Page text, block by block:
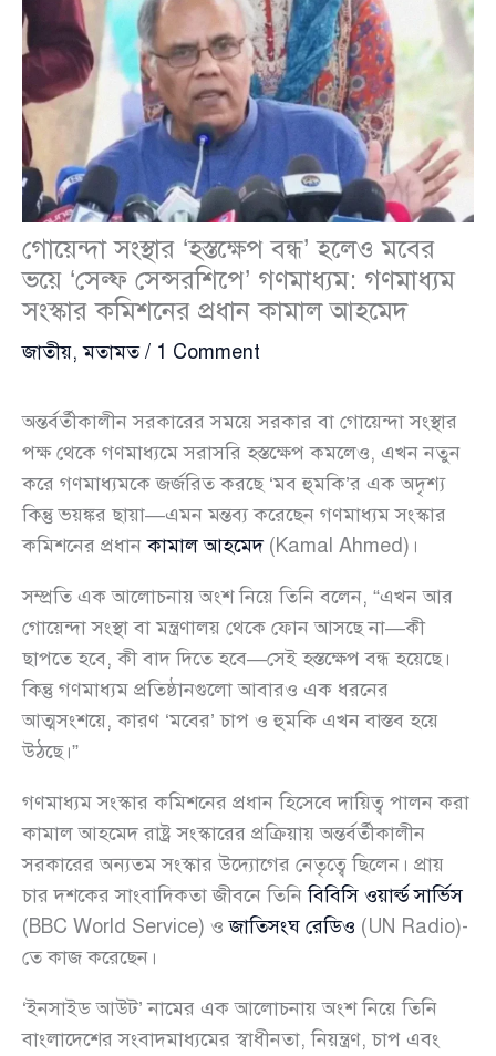
গোয়েন্দা সংস্থার ‘হস্তক্ষেপ বন্ধ’ হলেও মবের
ভয়ে ‘সেল্ফ সেন্সরশিপে’ গণমাধ্যম: গণমাধ্যম
সংস্কার কমিশনের প্রধান কামাল আহমেদ
জাতীয়,মতামত/ 1 Comment
অন্তর্বর্তীকালীন সরকারের সময়ে সরকার বা গোয়েন্দা সংস্থার
পক্ষ থেকে গণমাধ্যমে সরাসরি হস্তক্ষেপ কমলেও, এখন নতুন
করে গণমাধ্যমকে জর্জরিত করছে ‘মব হুমকি’র এক অদৃশ্য
কিন্তু ভয়ঙ্কর ছায়া—এমন মন্তব্য করেছেন গণমাধ্যম সংস্কার
কমিশনের প্রধানকামাল আহমেদ(Kamal Ahmed)।
সম্প্রতি এক আলোচনায় অংশ নিয়ে তিনি বলেন, “এখন আর
গোয়েন্দা সংস্থা বা মন্ত্রণালয় থেকে ফোন আসছে না—কী
ছাপতে হবে, কী বাদ দিতে হবে—সেই হস্তক্ষেপ বন্ধ হয়েছে।
কিন্তু গণমাধ্যম প্রতিষ্ঠানগুলো আবারও এক ধরনের
আত্মসংশয়ে, কারণ ‘মবের’ চাপ ও হুমকি এখন বাস্তব হয়ে
উঠছে।”
গণমাধ্যম সংস্কার কমিশনের প্রধান হিসেবে দায়িত্ব পালন করা
কামাল আহমেদ রাষ্ট্র সংস্কারের প্রক্রিয়ায় অন্তর্বর্তীকালীন
সরকারের অন্যতম সংস্কার উদ্যোগের নেতৃত্বে ছিলেন। প্রায়
চার দশকের সাংবাদিকতা জীবনে তিনিবিবিসি ওয়ার্ল্ড সার্ভিস
(BBC World Service) ওজাতিসংঘ রেডিও (UN Radio)-
তে কাজ করেছেন।
‘ইনসাইড আউট’ নামের এক আলোচনায় অংশ নিয়ে তিনি
বাংলাদেশের সংবাদমাধ্যমের স্বাধীনতা, নিয়ন্ত্রণ, চাপ এবং